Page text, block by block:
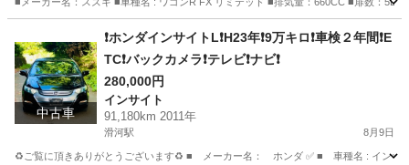
滑河駅 ワゴンＲ ワゴンR
中古車
❗️ホンダインサイトL❗️H23年❗️9万キロ❗️車検２年間❗️E
TC❗️バックカメラ❗️テレビ❗️ナビ❗️
280,000円
インサイト
91,180km 2011年
滑河駅 8月9日
♻️ご覧に頂きありがとうございます♻️ ■ メーカー名： ホンダ ✅ ■ 車種名 : イン